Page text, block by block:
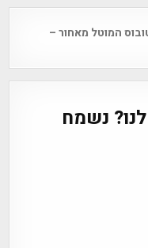
המוטל מאחור –
נשמח